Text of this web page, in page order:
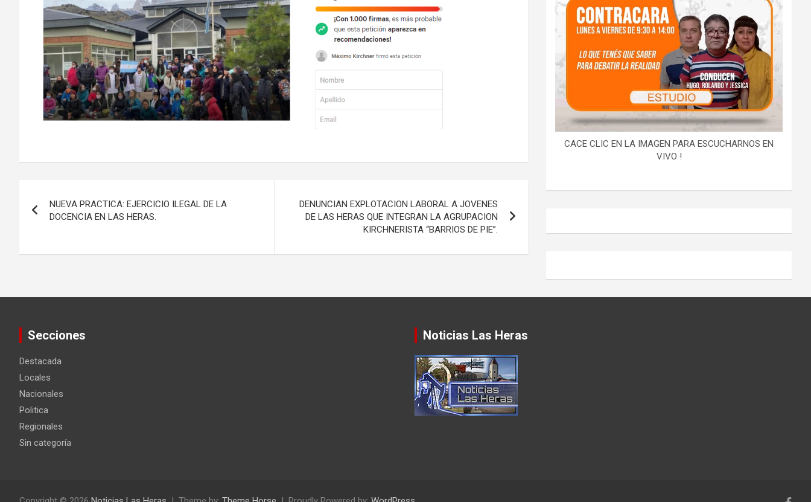
de
NUEVA PRACTICA: EJERCICIO ILEGAL DE LA
DOCENCIA EN LAS HERAS.
DENUNCIAN EXPLOTACION LABORAL A JOVENES
DE LAS HERAS QUE INTEGRAN LA AGRUPACION
KIRCHNERISTA “BARRIOS DE PIE”.
CACE CLIC EN LA IMAGEN PARA ESCUCHARNOS EN
VIVO !
Secciones
Destacada
Locales
Nacionales
Politica
Regionales
Sin categoría
Noticias Las Heras